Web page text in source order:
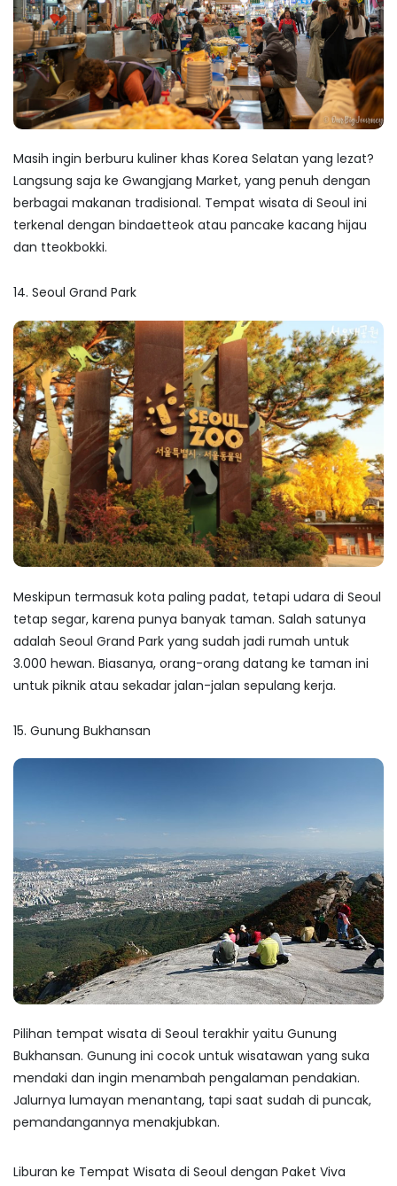
Masih ingin berburu kuliner khas Korea Selatan yang lezat?
Langsung saja ke Gwangjang Market, yang penuh dengan
berbagai makanan tradisional. Tempat wisata di Seoul ini
terkenal dengan bindaetteok atau pancake kacang hijau
dan tteokbokki.
14. Seoul Grand Park
Meskipun termasuk kota paling padat, tetapi udara di Seoul
tetap segar, karena punya banyak taman. Salah satunya
adalah Seoul Grand Park yang sudah jadi rumah untuk
3.000 hewan. Biasanya, orang-orang datang ke taman ini
untuk piknik atau sekadar jalan-jalan sepulang kerja.
15. Gunung Bukhansan
Pilihan tempat wisata di Seoul terakhir yaitu Gunung
Bukhansan. Gunung ini cocok untuk wisatawan yang suka
mendaki dan ingin menambah pengalaman pendakian.
Jalurnya lumayan menantang, tapi saat sudah di puncak,
pemandangannya menakjubkan.
Liburan ke Tempat Wisata di Seoul dengan Paket Viva